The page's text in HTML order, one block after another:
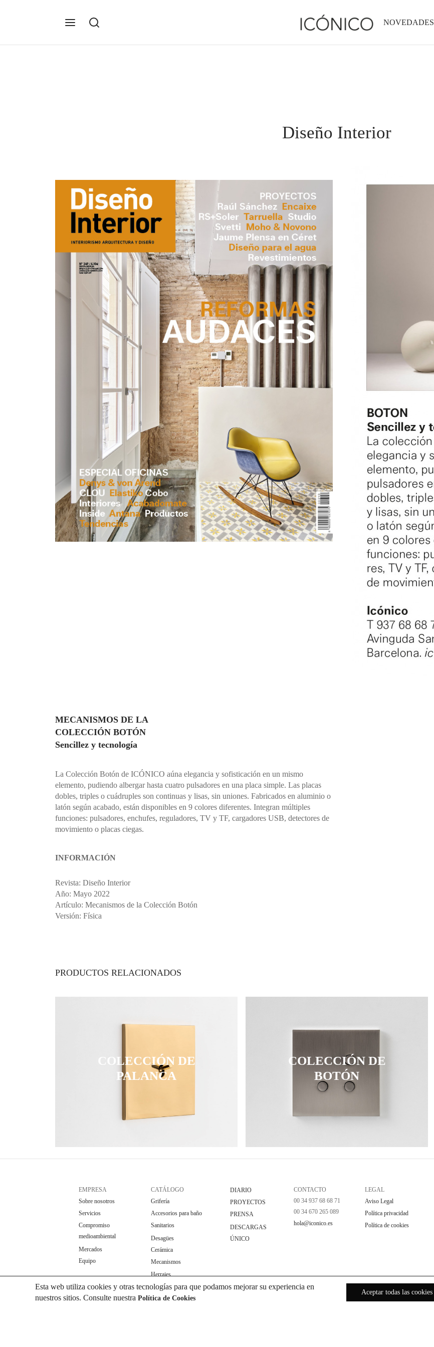
NOVEDADES
Diseño Interior
MECANISMOS DE LA
COLECCIÓN BOTÓN
Sencillez y tecnología
La Colección Botón de ICÓNICO aúna elegancia y sofisticación en un mismo
elemento, pudiendo albergar hasta cuatro pulsadores en una placa simple. Las placas
dobles, triples o cuádruples son continuas y lisas, sin uniones. Fabricados en aluminio o
latón según acabado, están disponibles en 9 colores diferentes. Integran múltiples
funciones: pulsadores, enchufes, reguladores, TV y TF, cargadores USB, detectores de
movimiento o placas ciegas.
INFORMACIÓN
Revista: Diseño Interior
Año: Mayo 2022
Artículo: Mecanismos de la Colección Botón
Versión: Física
PRODUCTOS RELACIONADOS
COLECCIÓN DE
PALANCA
COLECCIÓN DE
BOTÓN
EMPRESA
Sobre nosotros
Servicios
Compromiso
medioambiental
Mercados
Equipo
CATÁLOGO
Grifería
Accesorios para baño
Sanitarios
Desagües
Cerámica
Mecanismos
Herrajes
DIARIO
PROYECTOS
PRENSA
DESCARGAS
ÚNICO
CONTACTO
00 34 937 68 68 71
00 34 670 265 089
hola@iconico.es
LEGAL
Aviso Legal
Política privacidad
Política de cookies
Esta web utiliza cookies y otras tecnologías para que podamos mejorar su experiencia en
nuestros sitios. Consulte nuestra Política de Cookies
Aceptar todas las cookies